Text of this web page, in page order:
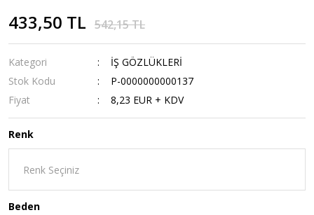
433,50 TL 542,15 TL
Kategori
İŞ GÖZLÜKLERİ
Stok Kodu
P-0000000000137
Fiyat
8,23 EUR + KDV
Renk
Beden